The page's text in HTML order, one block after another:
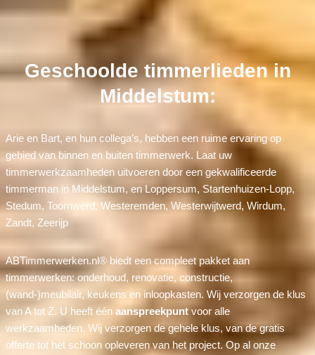
Geschoolde timmerlieden in
Middelstum:
Arie en Bart, en hun collega’s, hebben een ruime ervaring op
gebied van binnen en buiten timmerwerk. Laat uw
timmerwerkzaamheden uitvoeren door een gekwalificeerde
timmerman in Middelstum, en Loppersum, Startenhuizen-Lopp,
Stedum, Toornwerd, Westeremden, Westerwijtwerd, Wirdum,
Zandt, Zeerijp
ABTimmerwerken.nl® biedt een compleet pakket aan
timmerwerken: onderhoud, renovatie, constructie,
(wand-)meubilair, keukens en inloopkasten. Wij verzorgen de klus
van A tot Z. U heeft één aanspreekpuntvoor alle
werkzaamheden. Wij verzorgen de gehele klus, van de gratis
offerte tot het schoon opleveren van het project. Op al onze